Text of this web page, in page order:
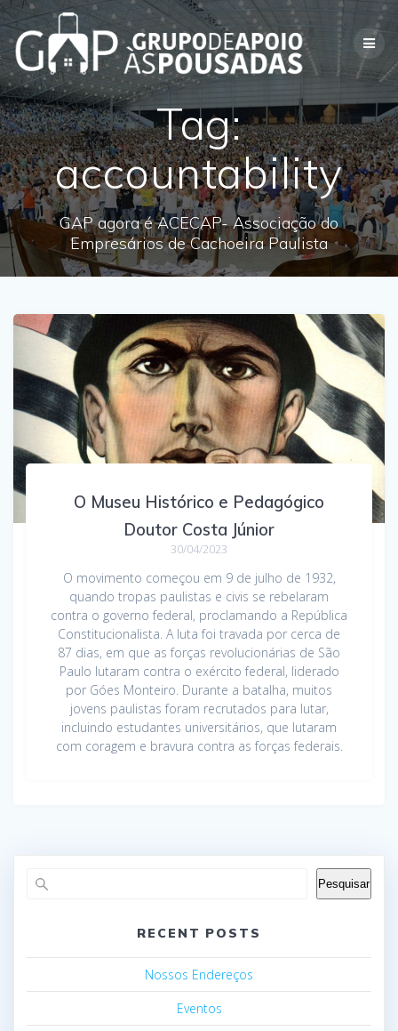
Skip
to
content
Tag:
accountability
GAP agora é ACECAP- Associação do
Empresários de Cachoeira Paulista
O Museu Histórico e Pedagógico
Doutor Costa Júnior
30/04/2023
O movimento começou em 9 de julho de 1932,
quando tropas paulistas e civis se rebelaram
contra o governo federal, proclamando a República
Constitucionalista. A luta foi travada por cerca de
87 dias, em que as forças revolucionárias de São
Paulo lutaram contra o exército federal, liderado
por Góes Monteiro. Durante a batalha, muitos
jovens paulistas foram recrutados para lutar,
incluindo estudantes universitários, que lutaram
com coragem e bravura contra as forças federais.
Pesquisar
RECENT POSTS
Nossos Endereços
Eventos